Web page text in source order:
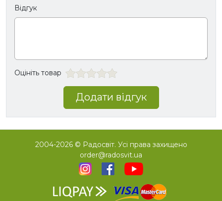
Відгук
Оцініть товар
Додати відгук
2004-2026 © Радосвіт. Усі права захищено
order@radosvit.ua